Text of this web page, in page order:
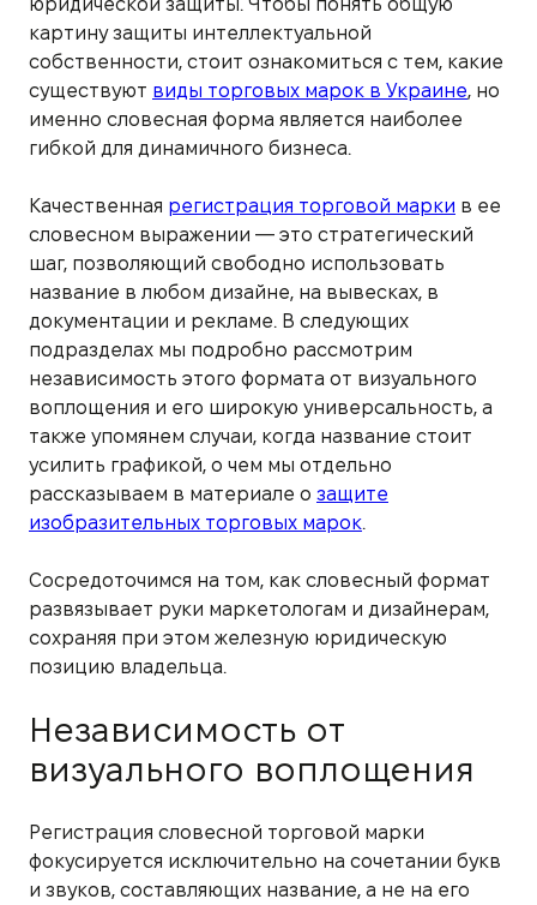
картину защиты интеллектуальной
собственности, стоит ознакомиться с тем, какие
существуют виды торговых марок в Украине, но
именно словесная форма является наиболее
гибкой для динамичного бизнеса.
Качественная регистрация торговой марки в ее
словесном выражении — это стратегический
шаг, позволяющий свободно использовать
название в любом дизайне, на вывесках, в
документации и рекламе. В следующих
подразделах мы подробно рассмотрим
независимость этого формата от визуального
воплощения и его широкую универсальность, а
также упомянем случаи, когда название стоит
усилить графикой, о чем мы отдельно
рассказываем в материале о защите
изобразительных торговых марок.
Сосредоточимся на том, как словесный формат
развязывает руки маркетологам и дизайнерам,
сохраняя при этом железную юридическую
позицию владельца.
Независимость от
визуального воплощения
Регистрация словесной торговой марки
фокусируется исключительно на сочетании букв
и звуков, составляющих название, а не на его